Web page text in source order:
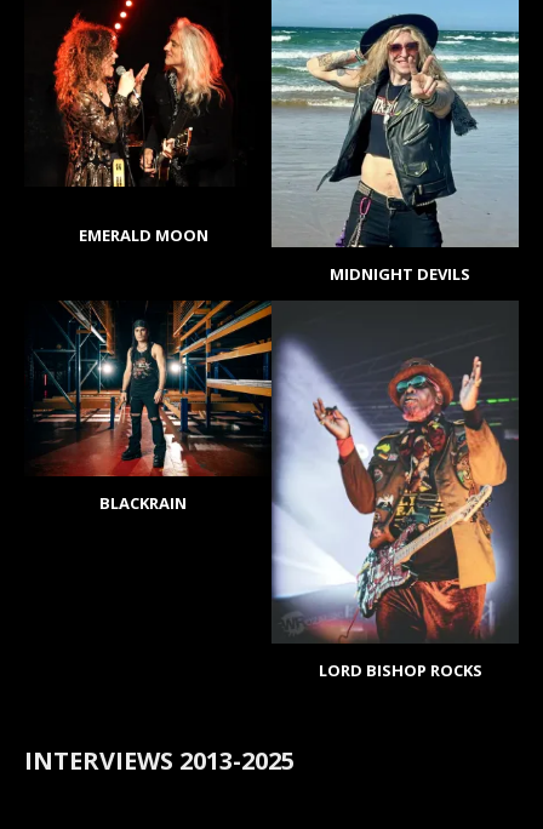
EMERALD MOON
MIDNIGHT DEVILS
BLACKRAIN
LORD BISHOP ROCKS
INTERVIEWS 2013-2025